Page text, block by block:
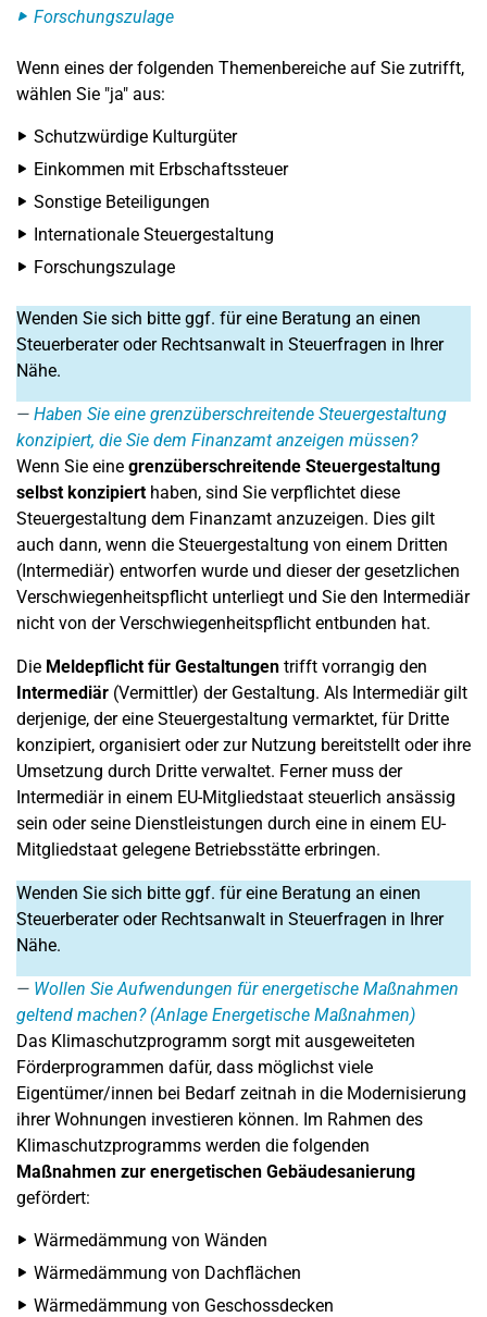
Forschungszulage
Wenn eines der folgenden Themenbereiche auf Sie zutrifft,
wählen Sie "ja" aus:
Schutzwürdige Kulturgüter
Einkommen mit Erbschaftssteuer
Sonstige Beteiligungen
Internationale Steuergestaltung
Forschungszulage
Wenden Sie sich bitte ggf. für eine Beratung an einen
Steuerberater oder Rechtsanwalt in Steuerfragen in Ihrer
Nähe.
Haben Sie eine grenzüberschreitende Steuergestaltung
konzipiert, die Sie dem Finanzamt anzeigen müssen?
Wenn Sie eine grenzüberschreitende Steuergestaltung
selbst konzipierthaben, sind Sie verpflichtet diese
Steuergestaltung dem Finanzamt anzuzeigen. Dies gilt
auch dann, wenn die Steuergestaltung von einem Dritten
(Intermediär) entworfen wurde und dieser der gesetzlichen
Verschwiegenheitspflicht unterliegt und Sie den Intermediär
nicht von der Verschwiegenheitspflicht entbunden hat.
Die Meldepflicht für Gestaltungen trifft vorrangig den
Intermediär (Vermittler) der Gestaltung. Als Intermediär gilt
derjenige, der eine Steuergestaltung vermarktet, für Dritte
konzipiert, organisiert oder zur Nutzung bereitstellt oder ihre
Umsetzung durch Dritte verwaltet. Ferner muss der
Intermediär in einem EU-Mitgliedstaat steuerlich ansässig
sein oder seine Dienstleistungen durch eine in einem EU-
Mitgliedstaat gelegene Betriebsstätte erbringen.
Wenden Sie sich bitte ggf. für eine Beratung an einen
Steuerberater oder Rechtsanwalt in Steuerfragen in Ihrer
Nähe.
Wollen Sie Aufwendungen für energetische Maßnahmen
geltend machen? (Anlage Energetische Maßnahmen)
Das Klimaschutzprogramm sorgt mit ausgeweiteten
Förderprogrammen dafür, dass möglichst viele
Eigentümer/innen bei Bedarf zeitnah in die Modernisierung
ihrer Wohnungen investieren können. Im Rahmen des
Klimaschutzprogramms werden die folgenden
Maßnahmen zur energetischen Gebäudesanierung
gefördert:
Wärmedämmung von Wänden
Wärmedämmung von Dachflächen
Wärmedämmung von Geschossdecken